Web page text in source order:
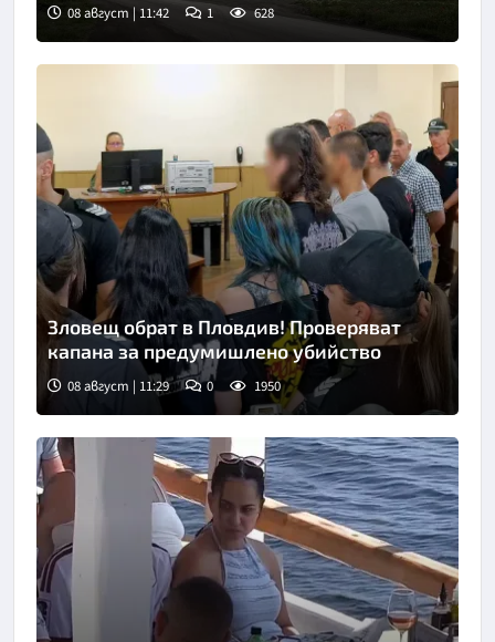
08 август | 11:42 1 628
Снимка: БТА
Зловещ обрат в Пловдив! Проверяват
капана за предумишлено убийство
08 август | 11:29 0 1950